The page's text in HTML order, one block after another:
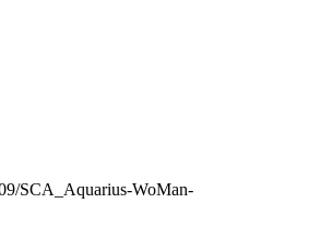
SCA_Aquarius-WoMan-